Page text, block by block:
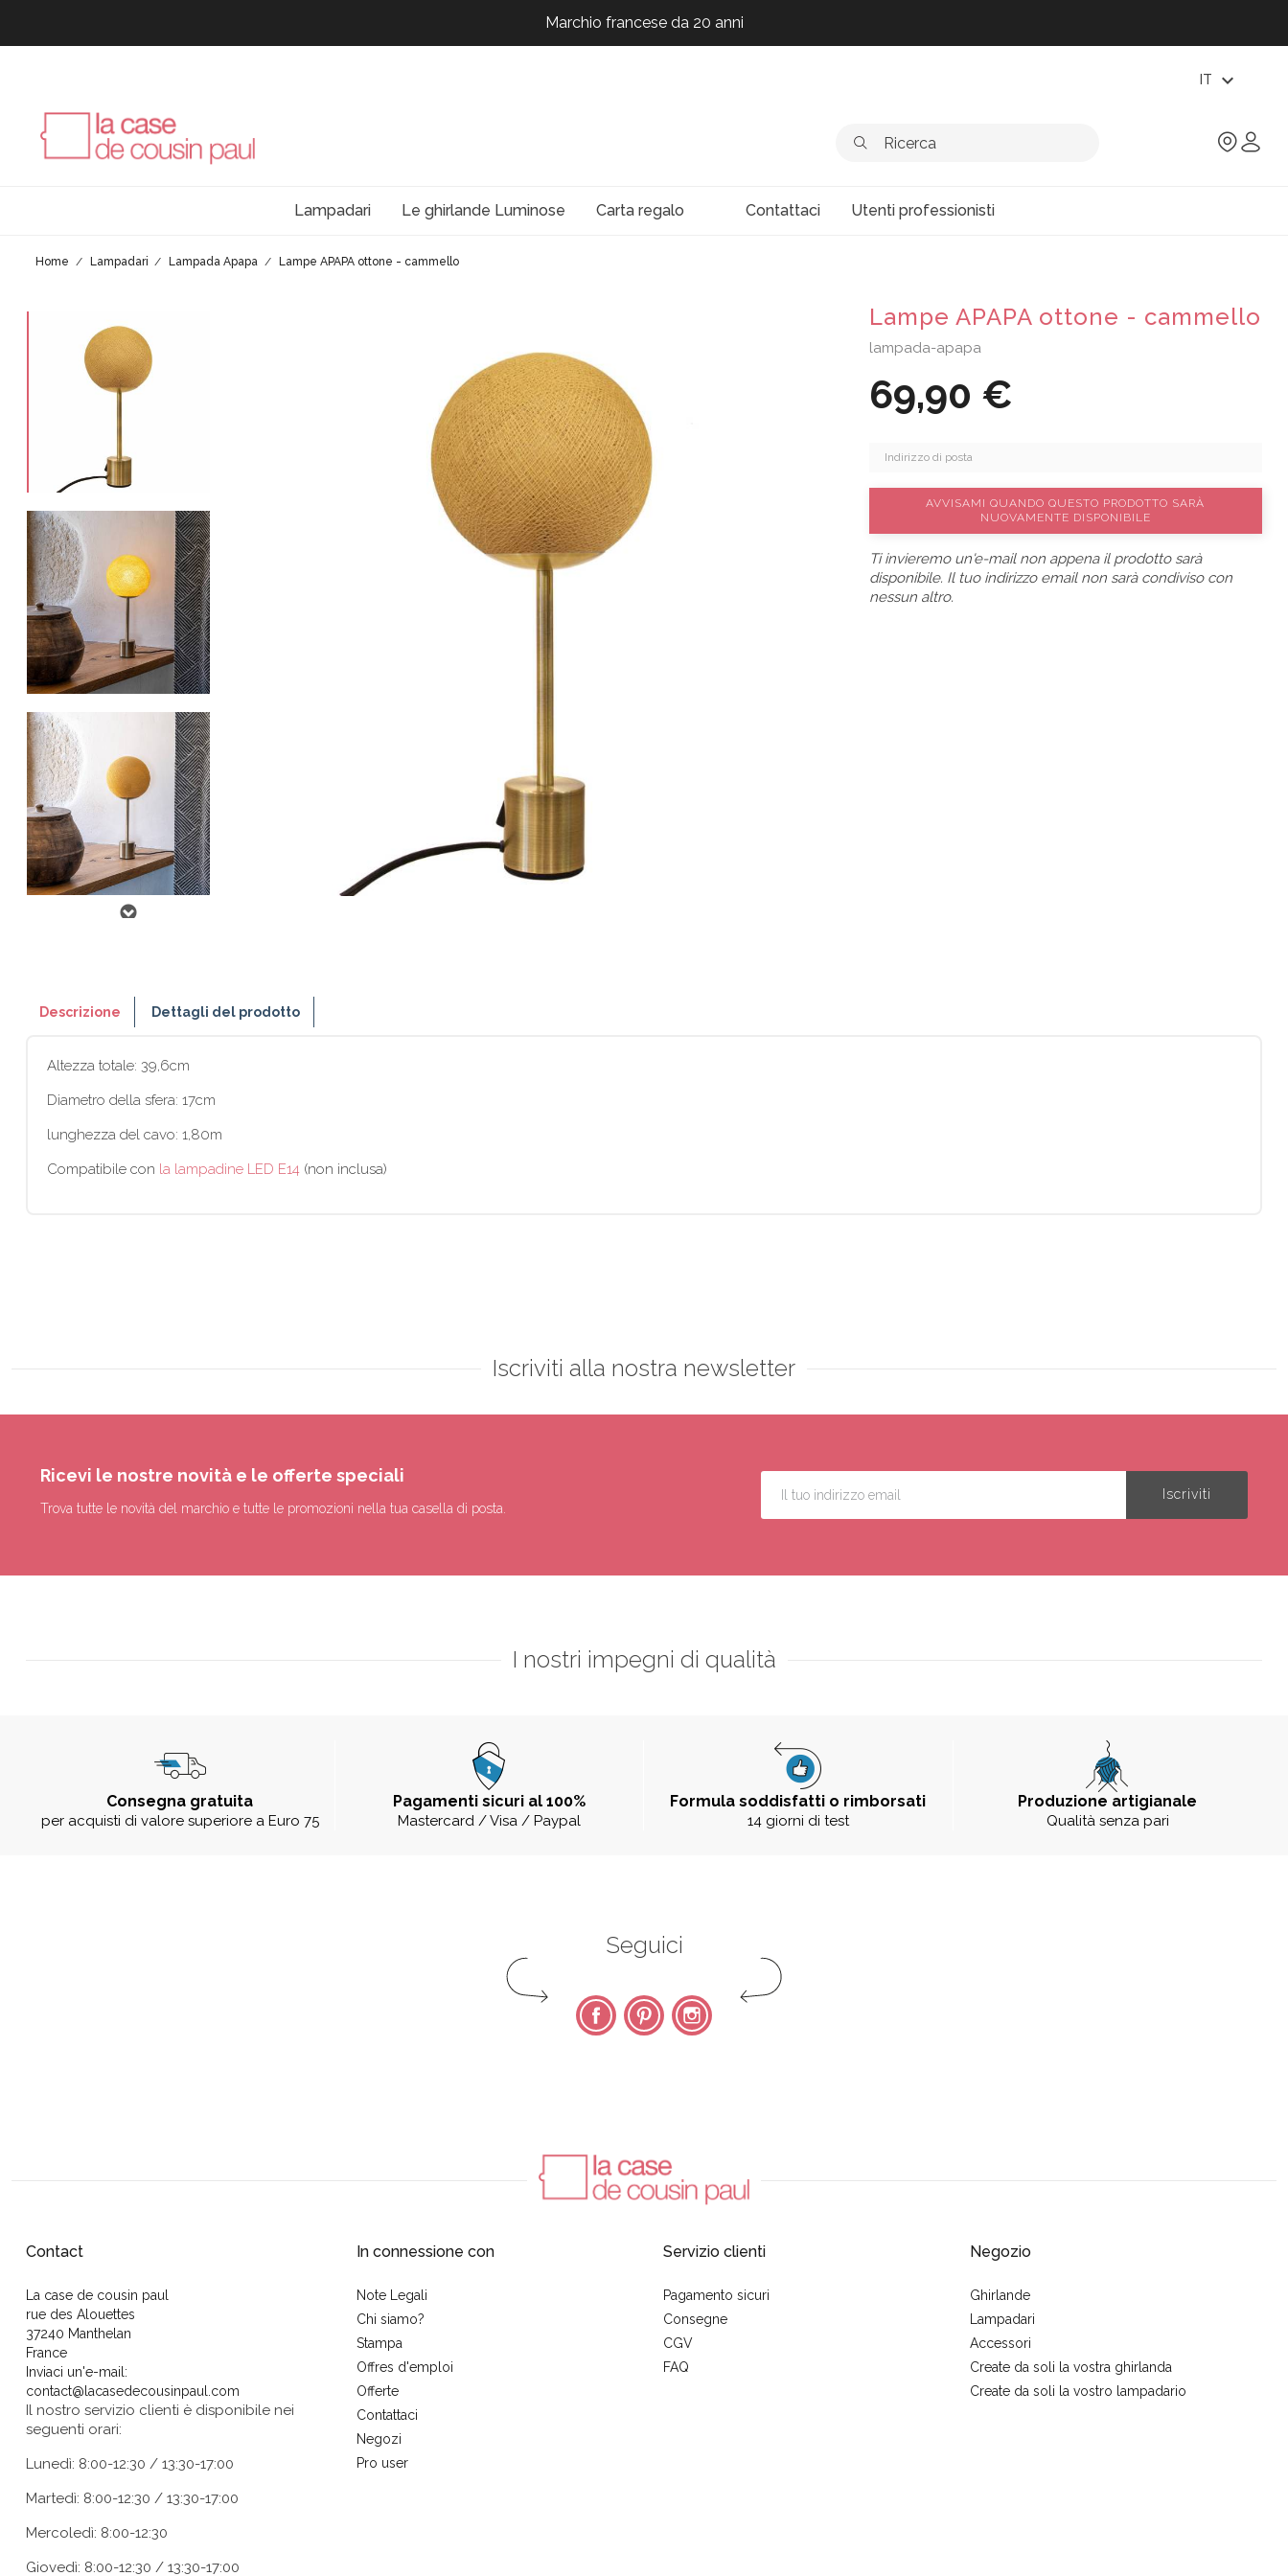
Marchio francese da 20 anni
Marchio francese da 20 anni
IT expand_more
Lampadari Le ghirlande Luminose Carta regalo Contattaci Utenti professionisti
Home Lampadari Lampada Apapa Lampe APAPA ottone - cammello
Lampe APAPA ottone - cammello
lampada-apapa
69,90 €
AVVISAMI QUANDO QUESTO PRODOTTO SARÀ
NUOVAMENTE DISPONIBILE
Ti invieremo un'e-mail non appena il prodotto sarà
disponibile. Il tuo indirizzo email non sarà condiviso con
nessun altro.
Descrizione Dettagli del prodotto
Altezza totale: 39,6cm
Diametro della sfera: 17cm
lunghezza del cavo: 1,80m
Compatibile con la lampadine LED E14 (non inclusa)
Iscriviti alla nostra newsletter
Ricevi le nostre novità e le offerte speciali
Trova tutte le novità del marchio e tutte le promozioni nella tua casella di posta.
I nostri impegni di qualità
Consegna gratuita
per acquisti di valore superiore a Euro 75
Pagamenti sicuri al 100%
Mastercard / Visa / Paypal
Formula soddisfatti o rimborsati
14 giorni di test
Produzione artigianale
Qualità senza pari
Seguici
FacebookPinterest Instagram
Contact
La case de cousin paul
rue des Alouettes
37240 Manthelan
France
Inviaci un'e-mail:
contact@lacasedecousinpaul.com
Il nostro servizio clienti è disponibile nei
seguenti orari:
Lunedì: 8:00-12:30 / 13:30-17:00
Martedì: 8:00-12:30 / 13:30-17:00
Mercoledì: 8:00-12:30
Giovedì: 8:00-12:30 / 13:30-17:00
In connessione con
Note Legali
Chi siamo?
Stampa
Offres d'emploi
Offerte
Contattaci
Negozi
Pro user
Servizio clienti
Pagamento sicuri
Consegne
CGV
FAQ
Negozio
Ghirlande
Lampadari
Accessori
Create da soli la vostra ghirlanda
Create da soli la vostro lampadario